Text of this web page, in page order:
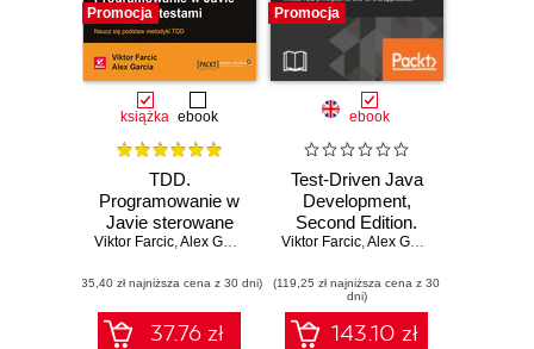
Promocja
książka ebook
TDD.
Programowanie w
Javie sterowane
testami
Viktor Farcic,Alex Garcia
(35,40 zł najniższa cena z 30 dni)
37.76 zł
Promocja
ebook
Test-Driven Java
Development,
Second Edition.
Invoke TDD
to-end application
development -
Second Edition
Viktor Farcic,Alex Garcia
(119,25 zł najniższa cena z 30
dni)
143.10 zł